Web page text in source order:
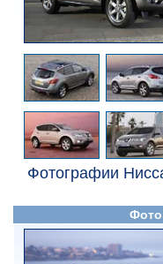
Фотографии
Фото